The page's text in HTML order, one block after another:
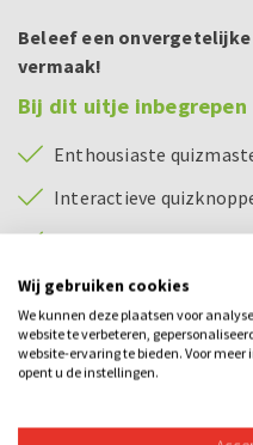
Beleef een
vermaak!
Bij dit uitje inbegrepen
Enthousiaste
Interactieve
Heerlijke deuntjes uit
Prijs voor winnende
Puntzak friet en snack
Feestavond incl. dj
Wij gebruiken cookies
We kunnen deze plaatsen voor
website te verbeteren,
website-ervaring te bieden. Voor
opent u de instellingen.